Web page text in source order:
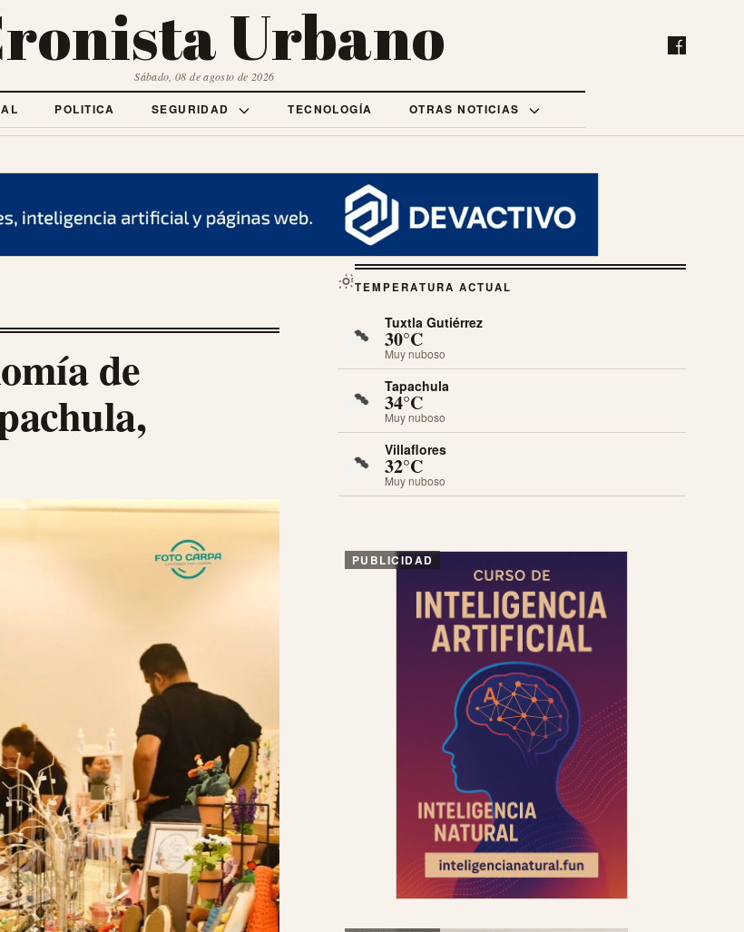
Urbano
Sábado, 08 de agosto de 2026
POLITICA SEGURIDAD TECNOLOGÍA OTRAS NOTICIAS
de
TEMPERATURA ACTUAL
Tuxtla Gutiérrez
30°C
Muy nuboso
Tapachula
34°C
Muy nuboso
Villaflores
32°C
Muy nuboso
PUBLICIDAD